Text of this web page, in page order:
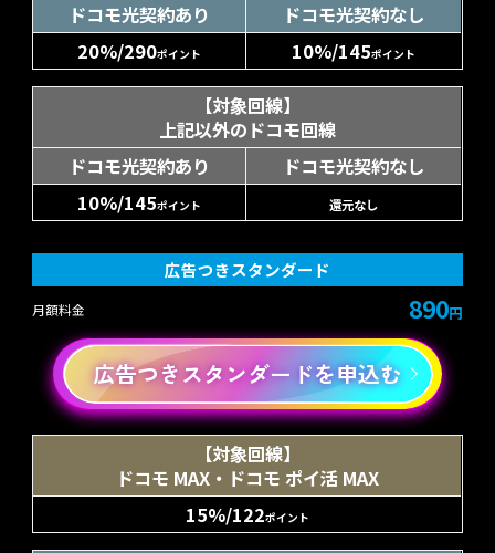
ドコモ光契約あり
ドコモ光契約なし
20%/290ポイント 10%/145ポイント
【対象回線】
上記以外のドコモ回線
ドコモ光契約あり
ドコモ光契約なし
10%/145ポイント 還元なし
広告つきスタンダード
月額料金 890円
広告つきスタンダードを申込む
【対象回線】
ドコモ MAX・ドコモ ポイ活 MAX
15%/122ポイント